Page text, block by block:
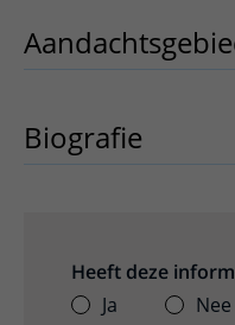
Biografie
Heeft deze
Ja
Nee